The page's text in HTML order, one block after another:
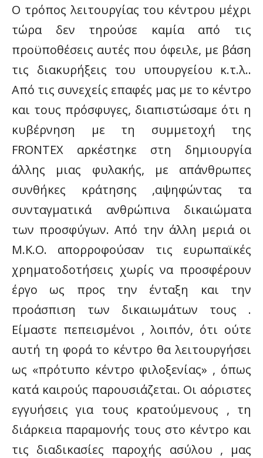
Ο τρόπος λειτουργίας του κέντρου μέχρι
τώρα δεν τηρούσε καμία από τις
προϋποθέσεις αυτές που όφειλε, με βάση
τις διακυρήξεις του υπουργείου κ.τ.λ..
Από τις συνεχείς επαφές μας με το κέντρο
και τους πρόσφυγες, διαπιστώσαμε ότι η
κυβέρνηση με τη συμμετοχή της
FRONTEX αρκέστηκε στη δημιουργία
άλλης μιας φυλακής, με απάνθρωπες
συνθήκες κράτησης ,αψηφώντας τα
συνταγματικά ανθρώπινα δικαιώματα
των προσφύγων. Από την άλλη μεριά οι
Μ.Κ.Ο. απορροφούσαν τις ευρωπαϊκές
χρηματοδοτήσεις χωρίς να προσφέρουν
έργο ως προς την ένταξη και την
προάσπιση των δικαιωμάτων τους .
Είμαστε πεπεισμένοι , λοιπόν, ότι ούτε
αυτή τη φορά το κέντρο θα λειτουργήσει
ως «πρότυπο κέντρο φιλοξενίας» , όπως
κατά καιρούς παρουσιάζεται. Οι αόριστες
εγγυήσεις για τους κρατούμενους , τη
διάρκεια παραμονής τους στο κέντρο και
τις διαδικασίες παροχής ασύλου , μας